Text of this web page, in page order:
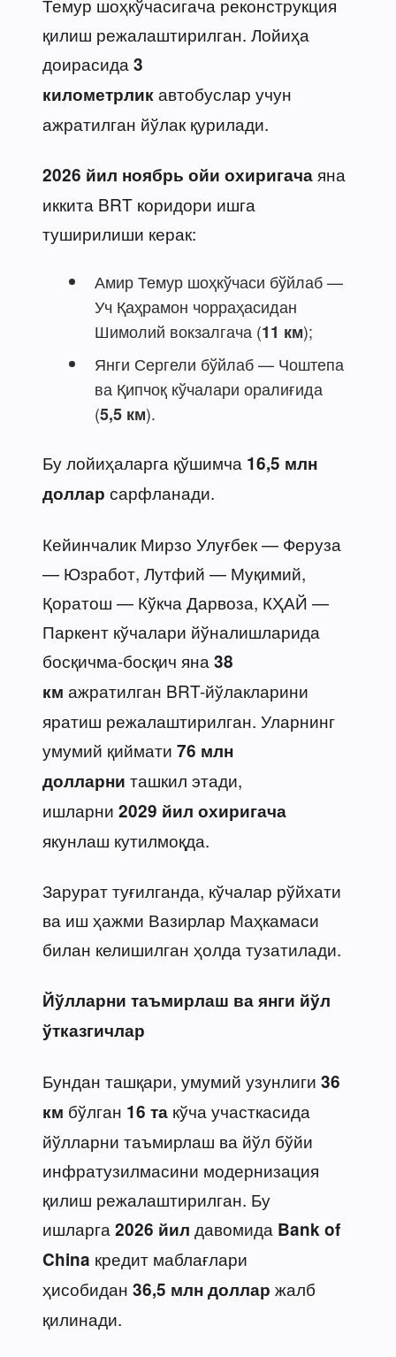
қилиш режалаштирилган. Лойиҳа
доирасида 3
километрликавтобуслар учун
ажратилган йўлак қурилади.
2026 йил ноябрь ойи охиригача яна
иккита BRT коридори ишга
туширилиши керак:
Амир Темур шоҳкўчаси бўйлаб —
Уч Қаҳрамон чорраҳасидан
Шимолий вокзалгача (11 км);
Янги Сергели бўйлаб — Чоштепа
ва Қипчоқ кўчалари оралиғида
(5,5 км).
Бу лойиҳаларга қўшимча 16,5 млн
доллар сарфланади.
Кейинчалик Мирзо Улуғбек — Феруза
— Юзработ, Лутфий — Муқимий,
Қоратош — Кўкча Дарвоза, КҲАЙ —
Паркент кўчалари йўналишларида
босқичма-босқич яна 38
км ажратилган BRT-йўлакларини
яратиш режалаштирилган. Уларнинг
умумий қиймати 76 млн
долларни ташкил этади,
ишларни 2029 йил охиригача
якунлаш кутилмоқда.
Зарурат туғилганда, кўчалар рўйхати
ва иш ҳажми Вазирлар Маҳкамаси
билан келишилган ҳолда тузатилади.
Йўлларни таъмирлаш ва янги йўл
ўтказгичлар
Бундан ташқари, умумий узунлиги 36
км бўлган 16 та кўча участкасида
йўлларни таъмирлаш ва йўл бўйи
инфратузилмасини модернизация
қилиш режалаштирилган. Бу
ишларга 2026 йил давомида Bank of
China кредит маблағлари
ҳисобидан 36,5 млн доллар жалб
қилинади.